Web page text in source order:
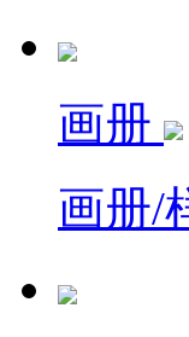
画册
画册/